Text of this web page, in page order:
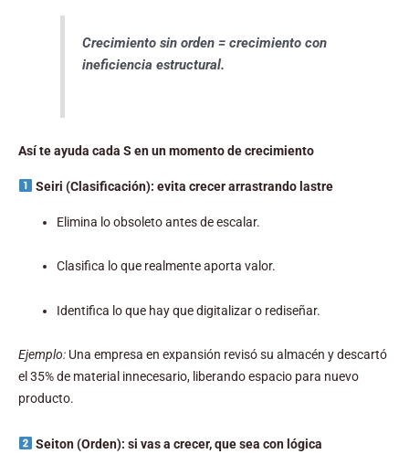
Crecimiento sin orden = crecimiento con
ineficiencia estructural.
Así te ayuda cada S en un momento de crecimiento
Seiri (Clasificación): evita crecer arrastrando lastre
Elimina lo obsoleto antes de escalar.
Clasifica lo que realmente aporta valor.
Identifica lo que hay que digitalizar o rediseñar.
Ejemplo: Una empresa en expansión revisó su almacén y descartó
el 35% de material innecesario, liberando espacio para nuevo
producto.
Seiton (Orden): si vas a crecer, que sea con lógica